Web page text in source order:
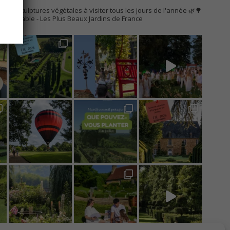
de sculptures végétales à visiter tous les jours de l'année 🌿🌳
- Les Plus Beaux Jardins de France